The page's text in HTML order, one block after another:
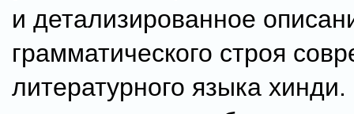
и детализированное
грамматического строя
литературного языка